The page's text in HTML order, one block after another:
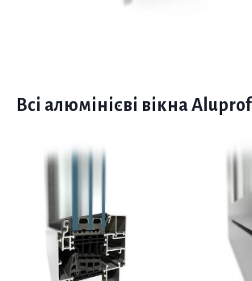
Всі алюмінієві вікна Aluprof